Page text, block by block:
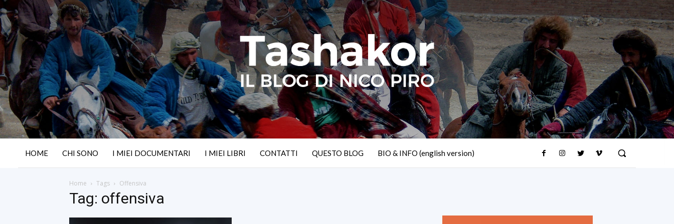
HOME CHI SONO I MIEI DOCUMENTARI I MIEI LIBRI CONTATTI QUESTO BLOG BIO & INFO (english version)
Home Tags Offensiva
Tag: offensiva